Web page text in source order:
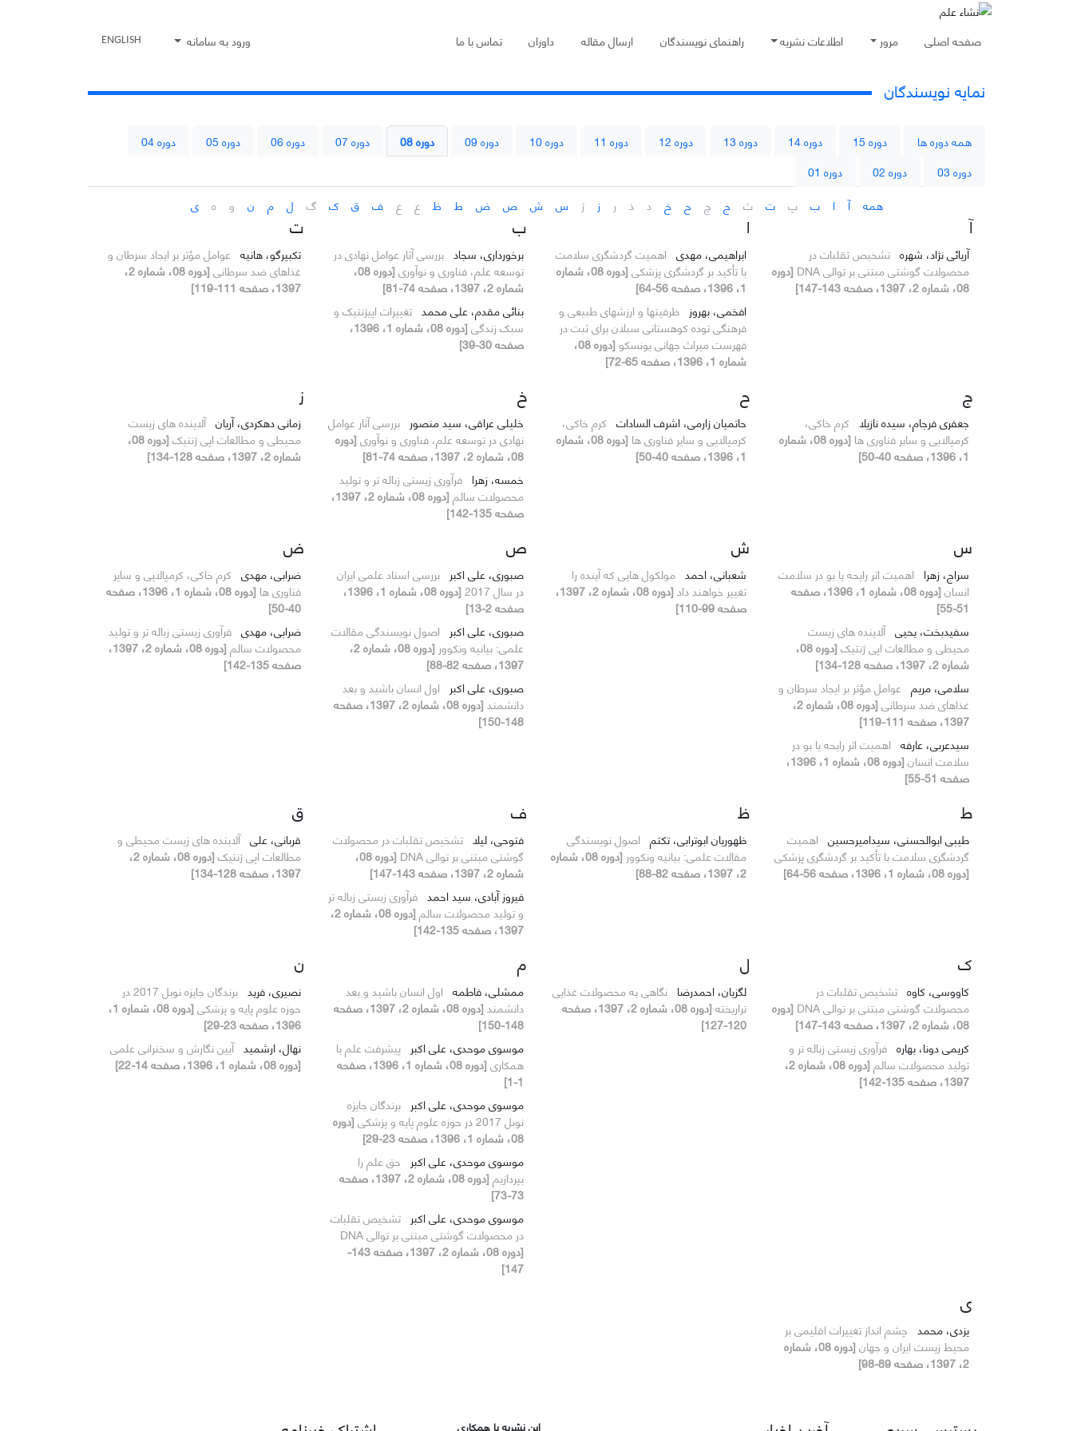
صفحه اصلی مرور اطلاعات نشریه راهنمای نویسندگان ارسال مقاله داوران تماس با ما ورود به سامانه ENGLISH
نمایه نویسندگان
همه دوره ها دوره 15 دوره 14 دوره 13 دوره 12 دوره 11 دوره 10 دوره 09 دوره 08 دوره 07 دوره 06 دوره 05
دوره 04
دوره 03
دوره 02
دوره 01
همه
آ ا ب پ ت ث ج چ ح خ د ذ ر ز ژ س ش ص ض ط ظ ع غ ف ق ک گ ل م ن و ه ی
آ
آریائی نژاد، شهره تشخیص تقلبات در
محصولات گوشتی مبتنی بر توالی DNA
[دوره
08، شماره 2، 1397، صفحه 143-147]
ا
ابراهیمی، مهدی اهمیت گردشگری سلامت
با تأکید بر گردشگری پزشکی
[دوره 08، شماره
1، 1396، صفحه 56-64]
افخمی، بهروز ظرفیتها و ارزشهای طبیعی و
فرهنگی توده کوهستانی سبلان برای ثبت در
فهرست میراث جهانی یونسکو
[دوره 08،
شماره 1، 1396، صفحه 65-72]
ب
برخورداری، سجاد بررسی آثار عوامل نهادی در
توسعه علم، فناوری و نوآوری
[دوره 08،
شماره 2، 1397، صفحه 74-81]
بنائی مقدم، علی محمد تغییرات اپیژنتیک و
سبک زندگی
[دوره 08، شماره 1، 1396،
صفحه 30-39]
ت
تکبیرگو، هانیه عوامل مؤثر بر ایجاد سرطان و
غذاهای ضد سرطانی
[دوره 08، شماره 2،
1397، صفحه 111-119]
ج
جعفری فرجام، سیده نازیلا کرم خاکی،
کرمپالایی و سایر فناوری ها
[دوره 08، شماره
1، 1396، صفحه 40-50]
ح
حاتمیان زارمی، اشرف السادات کرم خاکی،
کرمپالایی و سایر فناوری ها
[دوره 08، شماره
1، 1396، صفحه 40-50]
خ
خلیلی عراقی، سید منصور بررسی آثار عوامل
نهادی در توسعه علم، فناوری و نوآوری [دوره
08، شماره 2، 1397، صفحه 74-81]
خمسه، زهرا فرآوری زیستی زباله تر و تولید
محصولات سالم
[دوره 08، شماره 2، 1397،
صفحه 135-142]
ز
زمانی دهکردی، آریان آلاینده های زیست
محیطی و مطالعات اپی ژنتیک
[دوره 08،
شماره 2، 1397، صفحه 128-134]
س
سراج، زهرا اهمیت اثر رایحه یا بو در سلامت
انسان
[دوره 08، شماره 1، 1396، صفحه
51-55]
سفیدبخت، یحیی آلاینده های زیست
محیطی و مطالعات اپی ژنتیک
[دوره 08،
شماره 2، 1397، صفحه 128-134]
سلامی، مریم عوامل مؤثر بر ایجاد سرطان و
غذاهای ضد سرطانی
[دوره 08، شماره 2،
1397، صفحه 111-119]
سیدعربی، عارفه اهمیت اثر رایحه یا بو در
سلامت انسان
[دوره 08، شماره 1، 1396،
صفحه 51-55]
ش
شعبانی، احمد مولکول هایی که آینده را
تغییر خواهند داد
[دوره 08، شماره 2، 1397،
صفحه 99-110]
ص
صبوری، علی اکبر بررسی اسناد علمی ایران
در سال 2017
[دوره 08، شماره 1، 1396،
صفحه 2-13]
صبوری، علی اکبر اصول نویسندگی مقالات
علمی: بیانیه ونکوور
[دوره 08، شماره 2،
1397، صفحه 82-88]
صبوری، علی اکبر اول انسان باشید و بعد
دانشمند
[دوره 08، شماره 2، 1397، صفحه
148-150]
ض
ضرابی، مهدی کرم خاکی، کرمپالایی و سایر
فناوری ها
[دوره 08، شماره 1، 1396، صفحه
40-50]
ضرابی، مهدی فرآوری زیستی زباله تر و تولید
محصولات سالم
[دوره 08، شماره 2، 1397،
صفحه 135-142]
ط
طیبی ابوالحسنی، سیدامیرحسین اهمیت
گردشگری سلامت با تأکید بر گردشگری پزشکی
[دوره 08، شماره 1، 1396، صفحه 56-64]
ظ
ظهوریان ابوترابی، تکتم اصول نویسندگی
مقالات علمی: بیانیه ونکوور
[دوره 08، شماره
2، 1397، صفحه 82-88]
ف
فتوحی، لیلا تشخیص تقلبات در محصولات
گوشتی مبتنی بر توالی DNA
[دوره 08،
شماره 2، 1397، صفحه 143-147]
فیروز آبادی، سید احمد فرآوری زیستی زباله تر
و تولید محصولات سالم
[دوره 08، شماره 2،
1397، صفحه 135-142]
ق
قربانی، علی آلاینده های زیست محیطی و
مطالعات اپی ژنتیک
[دوره 08، شماره 2،
1397، صفحه 128-134]
ک
کاووسی، کاوه تشخیص تقلبات در
محصولات گوشتی مبتنی بر توالی DNA
[دوره
08، شماره 2، 1397، صفحه 143-147]
کریمی دونا، بهاره فرآوری زیستی زباله تر و
تولید محصولات سالم
[دوره 08، شماره 2،
1397، صفحه 135-142]
ل
لگزیان، احمدرضا نگاهی به محصولات غذایی
تراریخته
[دوره 08، شماره 2، 1397، صفحه
120-127]
م
ممشلی، فاطمه اول انسان باشید و بعد
دانشمند
[دوره 08، شماره 2، 1397، صفحه
148-150]
موسوی موحدی، علی اکبر پیشرفت علم با
همکاری
[دوره 08، شماره 1، 1396، صفحه
1-1]
موسوی موحدی، علی اکبر برندگان جایزه
نوبل 2017 در حوزه علوم پایه و پزشکی
[دوره
08، شماره 1، 1396، صفحه 23-29]
موسوی موحدی، علی اکبر حق علم را
بپردازیم
[دوره 08، شماره 2، 1397، صفحه
73-73]
موسوی موحدی، علی اکبر تشخیص تقلبات
در محصولات گوشتی مبتنی بر توالی DNA
[دوره 08، شماره 2، 1397، صفحه 143-
147]
ن
نصیری، فرید
برندگان جایزه نوبل 2017 در
حوزه علوم پایه و پزشکی
[دوره 08، شماره 1،
1396، صفحه 23-29]
نهال، ارشمید آیین نگارش و سخنرانی علمی
[دوره 08، شماره 1، 1396، صفحه 14-22]
ی
یزدی، محمد چشم انداز تغییرات اقلیمی بر
محیط زیست ایران و جهان
[دوره 08، شماره
2، 1397، صفحه 89-98]
این نشریه با همکاری